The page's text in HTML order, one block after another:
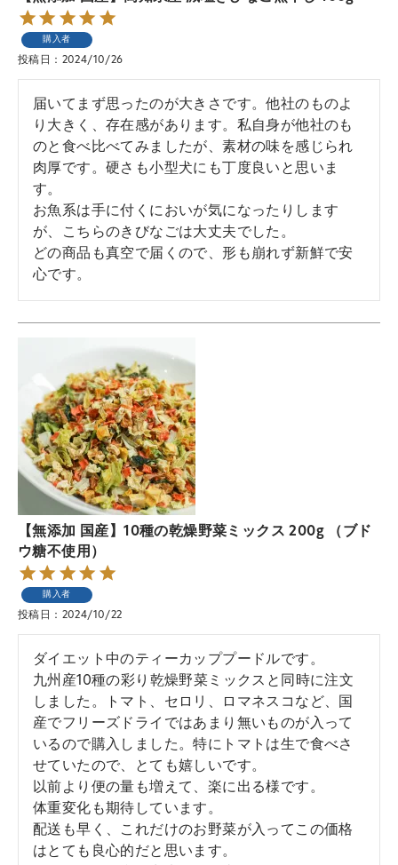
購入者
投稿日 2024/10/26
届いてまず思ったのが大きさです。他社のものよ
り大きく、存在感があります。私自身が他社のも
のと食べ比べてみましたが、素材の味を感じられ
肉厚です。硬さも小型犬にも丁度良いと思いま
す。
お魚系は手に付くにおいが気になったりします
が、こちらのきびなごは大丈夫でした。
どの商品も真空で届くので、形も崩れず新鮮で安
心です。
【無添加 国産】10種の乾燥野菜ミックス 200g （ブド
ウ糖不使用）
購入者
投稿日 2024/10/22
ダイエット中のティーカッププードルです。
九州産10種の彩り乾燥野菜ミックスと同時に注文
しました。トマト、セロリ、ロマネスコなど、国
産でフリーズドライではあまり無いものが入って
いるので購入しました。特にトマトは生で食べさ
せていたので、とても嬉しいです。
以前より便の量も増えて、楽に出る様です。
体重変化も期待しています。
配送も早く、これだけのお野菜が入ってこの価格
はとても良心的だと思います。